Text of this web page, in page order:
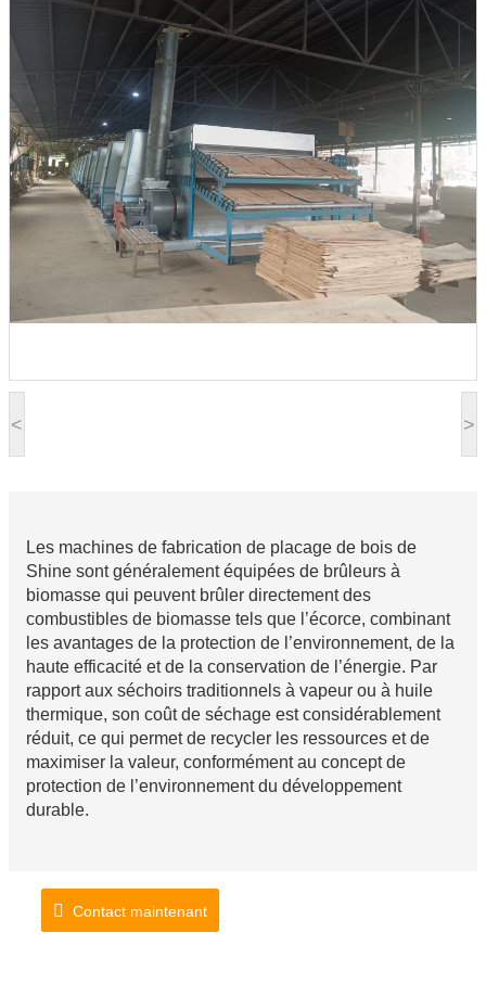
< >
Les machines de fabrication de placage de bois de
Shine sont généralement équipées de brûleurs à
biomasse qui peuvent brûler directement des
combustibles de biomasse tels que l’écorce, combinant
les avantages de la protection de l’environnement, de la
haute efficacité et de la conservation de l’énergie. Par
rapport aux séchoirs traditionnels à vapeur ou à huile
thermique, son coût de séchage est considérablement
réduit, ce qui permet de recycler les ressources et de
maximiser la valeur, conformément au concept de
protection de l’environnement du développement
durable.
Contact maintenant